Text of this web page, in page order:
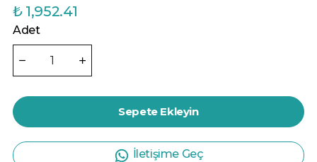
₺ 1,952.41
Adet
Sepete Ekleyin
İletişime Geç